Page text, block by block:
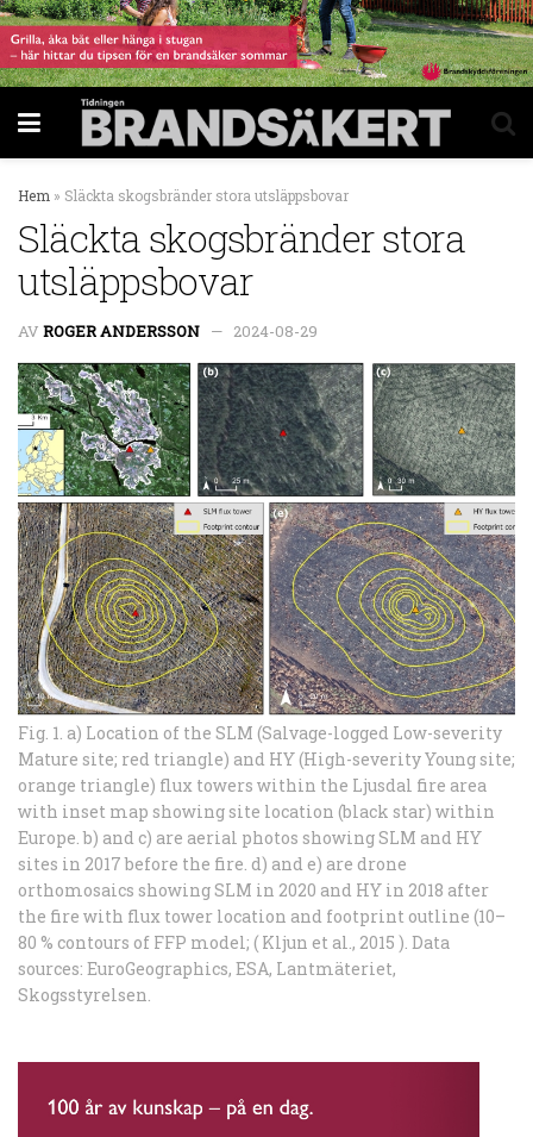
Hem » Släckta skogsbränder stora utsläppsbovar
Släckta skogsbränder stora
utsläppsbovar
AV ROGER ANDERSSON 2024-08-29
Fig. 1. a) Location of the SLM (Salvage-logged Low-severity
Mature site; red triangle) and HY (High-severity Young site;
orange triangle) flux towers within the Ljusdal fire area
with inset map showing site location (black star) within
Europe. b) and c) are aerial photos showing SLM and HY
sites in 2017 before the fire. d) and e) are drone
orthomosaics showing SLM in 2020 and HY in 2018 after
the fire with flux tower location and footprint outline (10–
80 % contours of FFP model; ( Kljun et al., 2015 ). Data
sources: EuroGeographics, ESA, Lantmäteriet,
Skogsstyrelsen.